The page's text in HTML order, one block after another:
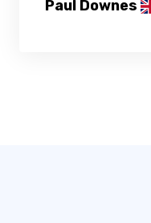
Paul Downes